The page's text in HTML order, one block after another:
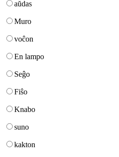
aŭdas
Muro
voĉon
En lampo
Seĝo
Fiŝo
Knabo
suno
kakton